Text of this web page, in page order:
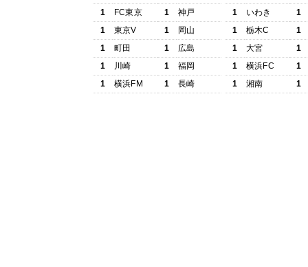
1
FC東京 1
神戸
1
東京V 1
岡山
1
町田 1
広島
1
川崎 1
福岡
1
横浜FM 1 長崎
1
いわき
1
1
栃木C
1
1
大宮
1
1
横浜FC
1
1
湘南 1